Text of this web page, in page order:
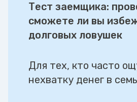
Тест заемщика:
сможете ли вы
долговых ловушек
Для тех, кто часто
нехватку денег в